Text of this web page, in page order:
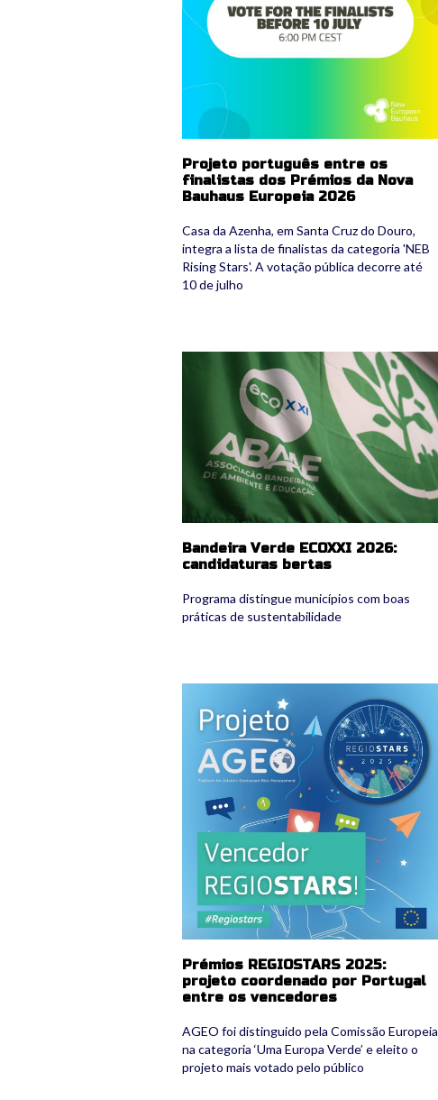
Projeto português entre os
finalistas dos Prémios da Nova
Bauhaus Europeia 2026
Casa da Azenha, em Santa Cruz do Douro,
integra a lista de finalistas da categoria 'NEB
Rising Stars'. A votação pública decorre até
10 de julho
ecoxxi2026.jpg
Bandeira Verde ECOXXI 2026:
candidaturas bertas
Programa distingue municípios com boas
práticas de sustentabilidade
Prémios REGIOSTARS 2025:
projeto coordenado por Portugal
entre os vencedores
AGEO foi distinguido pela Comissão Europeia
na categoria ‘Uma Europa Verde’ e eleito o
projeto mais votado pelo público